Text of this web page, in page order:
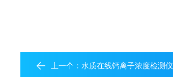
上一个： 水质在线钙离子浓度检测仪